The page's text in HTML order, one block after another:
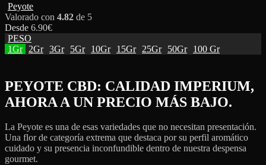
Peyote
Valorado con 4.82 de 5
Desde 6.90€
PESO
1Gr
2Gr 3Gr 5Gr 10Gr 15Gr 25Gr 50Gr 100 Gr
PEYOTE CBD: CALIDAD IMPERIUM,
AHORA A UN PRECIO MÁS BAJO.
La Peyote es una de esas variedades que no necesitan presentación.
Una flor de categoría extrema que destaca por su perfil aromático
cuidado y su presencia inconfundible dentro de nuestra despensa
gourmet.